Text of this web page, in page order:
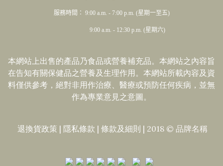
服務時間： 9:00 a.m. - 7:00 p.m. (星期一至五)
9:00 a.m. - 12:30 p.m. (星期六)
本網站上出售的產品乃食品或營養補充品。本網站之內容旨
在告知有關保健品之營養及生理作用。本網站所載內容及資
料僅供參考，絕對非用作治療、醫療或預防任何疾病，並無
作為專業意見之意圖。
退換貨政策 | 隱私條款 |​ 條款及細則 | 2018 © 品牌名稱